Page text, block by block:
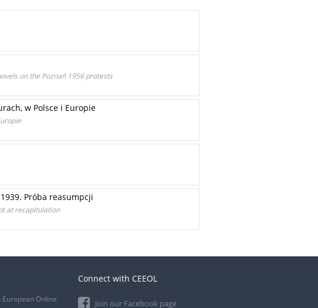
on the Poznań 1956 protests
w Polsce i Europie
Próba reasumpcji
at recapitulation
Online
Connect with CEEOL
Join our Facebook page